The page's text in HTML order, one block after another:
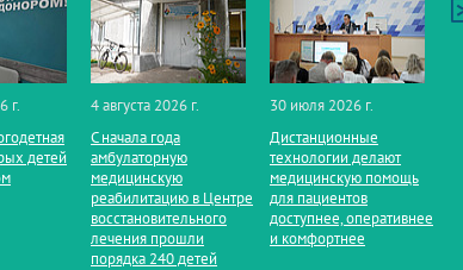
г.
детей
4 августа 2026 г.
С начала года
амбулаторную
медицинскую
реабилитацию в Центре
восстановительного
лечения прошли
порядка 240 детей
30 июля 2026 г.
Дистанционные
технологии делают
медицинскую помощь
для пациентов
доступнее, оперативнее
и комфортнее